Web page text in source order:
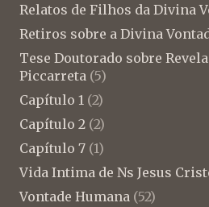
Relatos de Filhos da Divina
Retiros sobre a Divina
Tese Doutorado sobre
Piccarreta (5)
Capítulo 1 (2)
Capítulo 2 (2)
Capítulo 7 (1)
Vida Intima de Ns Jesus
Vontade Humana (52)